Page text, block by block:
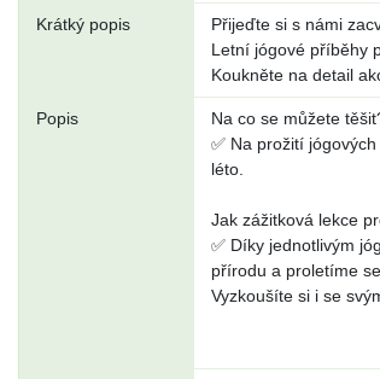
Krátký popis
Přijeďte si s námi
Letní jógové příběhy
Koukněte na detail
Popis
Na co se můžete
✅ Na prožití
léto.
Jak zážitková lekce
✅ Díky jednotlivým
přírodu a proletíme
Vyzkoušíte si i se